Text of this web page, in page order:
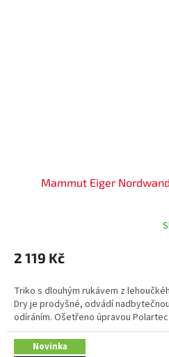
Mammut Eiger
2 119 Kč
Triko s dlouhým rukávem z
Dry je prodyšné, odvádí
odíráním. Ošetřeno úpravou Polartec
Novinka